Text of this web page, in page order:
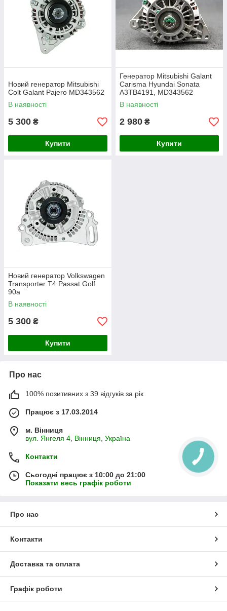
Новий генератор Mitsubishi
Colt Galant Pajero MD343562
В наявності
5 300 ₴
Купити
Генератор Mitsubishi Galant
Carisma Hyundai Sonata
A3TB4191, MD343562
В наявності
2 980 ₴
Купити
Новий генератор Volkswagen
Transporter T4 Passat Golf
90а
В наявності
5 300 ₴
Купити
Про нас
100% позитивних з 39 відгуків за рік
Працює з 17.03.2014
м. Вінниця
вул. Янгеля 4, Вінниця, Україна
Контакти
Сьогодні працює з 10:00 до 21:00
Показати весь графік роботи
Про нас
Контакти
Доставка та оплата
Графік роботи